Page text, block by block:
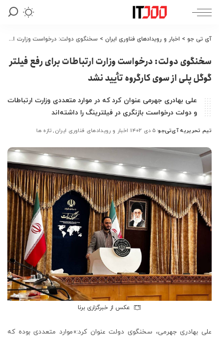
آی تی جو > اخبار و رویدادهای فناوری ایران > سخنگوی دولت: درخواست وزارت ارتباطات برای رفع فیلتر گوگل پلی از سوی کارگروه تأیید نشد
سخنگوی دولت: درخواست وزارت ارتباطات برای رفع فیلتر
گوگل پلی از سوی کارگروه تأیید نشد
علی بهادری جهرمی عنوان کرد که در موارد متعددی وزارت ارتباطات
و دولت درخواست بازنگری در فیلترینگ را داشته‌اند
ارسال
توسط
تیم تحریریه آی‌تی‌جو ۵ دی ۱۴۰۲ اخبار و رویدادهای فناوری ایران تازه ها
عکس از خبرگزاری برنا
علی بهادری جهرمی، سخنگوی دولت عنوان کرد:«موارد متعددی بوده که